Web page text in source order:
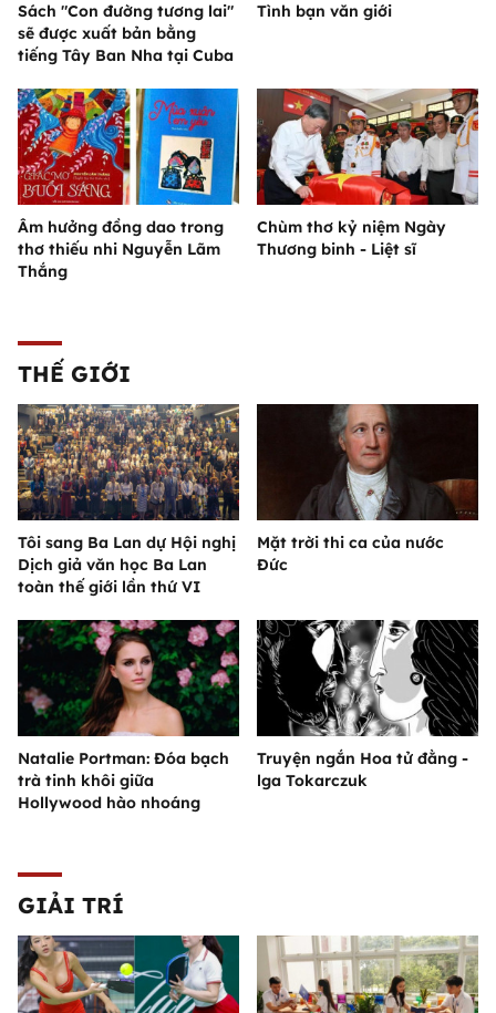
Sách "Con đường tương lai"
sẽ được xuất bản bằng
tiếng Tây Ban Nha tại Cuba
Tình bạn văn giới
Âm hưởng đồng dao trong
thơ thiếu nhi Nguyễn Lãm
Thắng
Chùm thơ kỷ niệm Ngày
Thương binh - Liệt sĩ
THẾ GIỚI
Tôi sang Ba Lan dự Hội nghị
Dịch giả văn học Ba Lan
toàn thế giới lần thứ VI
Mặt trời thi ca của nước
Đức
Natalie Portman: Đóa bạch
trà tinh khôi giữa
Hollywood hào nhoáng
Truyện ngắn Hoa tử đằng -
lga Tokarczuk
GIẢI TRÍ